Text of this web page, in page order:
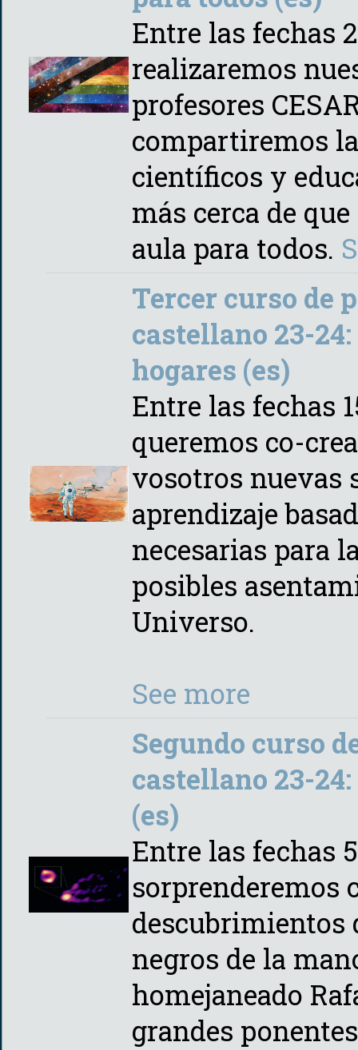
Entre las fechas
realizaremos
profesores
compartiremos
científicos y
más cerca de
aula para todos.
Tercer curso de
castellano 23-
hogares (es)
Entre las fechas
queremos co-
vosotros nuevas
aprendizaje
necesarias para
posibles
Universo.
See more
Segundo curso
castellano 23-
(es)
Entre las fechas
sorprenderemos
descubrimientos
negros de la
homejaneado
grandes